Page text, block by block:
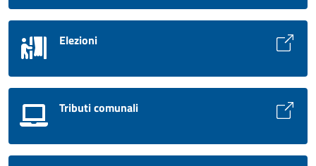
Elezioni
Tributi comunali